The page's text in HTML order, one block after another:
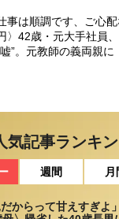
仕事は順調です、ご心
〉42歳・元大手社員
嘘”。元教師の義両親に
気記事ランキ
週間 月
だからって甘えすぎよ